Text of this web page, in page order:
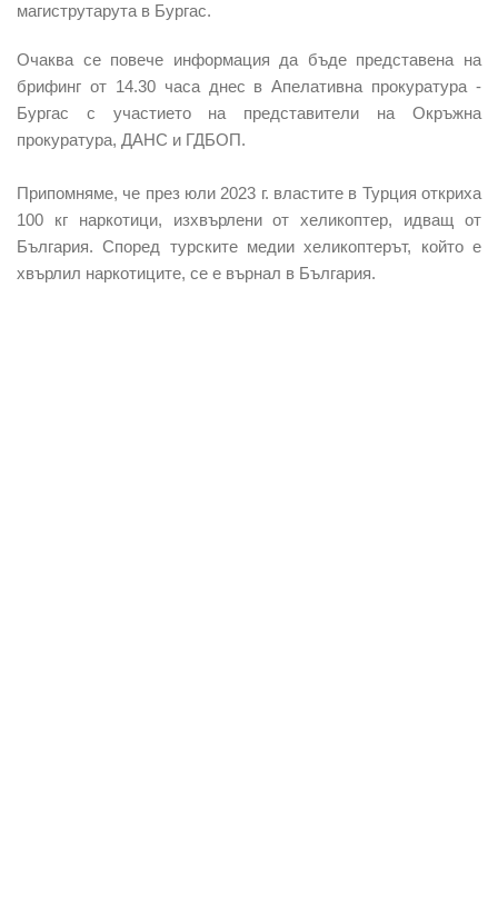
магиструтарута в Бургас.
Очаква се повече информация да бъде представена на
брифинг от 14.30 часа днес в Апелативна прокуратура -
Бургас с участието на представители на Окръжна
прокуратура, ДАНС и ГДБОП.
Припомняме, че през юли 2023 г. властите в Турция откриха
100 кг наркотици, изхвърлени от хеликоптер, идващ от
България. Според турските медии хеликоптерът, който е
хвърлил наркотиците, се е върнал в България.